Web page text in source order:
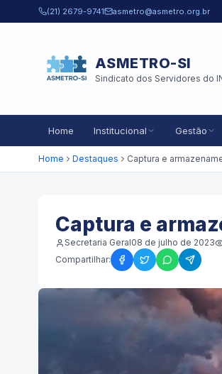
Pular para o conteúdo principal
(21) 2679-9741 asmetro@asmetro.org.br
ASMETRO-SI
Sindicato dos Servidores do
Home Institucional Gestão
Home Destaques
Captura e
Secretaria Geral08 de julho de 2023
Compartilhar: